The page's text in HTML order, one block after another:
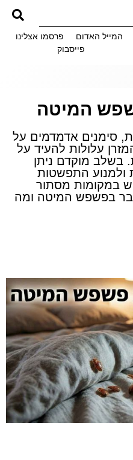
המייל האדום
פרסמו אצלינו
פייסבוק
המיטה
סימנים אדמדמים על
עלולות להעיד על
בשלב מוקדם ניתן
ולמנוע התפשטות
במקומות מסתור
בפשפש המיטה ומה